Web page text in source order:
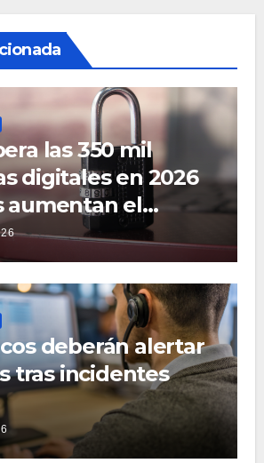
las 350 mil
digitales en 2026
aumentan el
en
deberán alertar
tras incidentes